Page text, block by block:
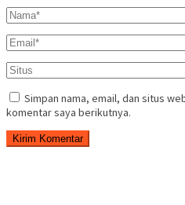
Simpan nama, email, dan situs
komentar saya berikutnya.